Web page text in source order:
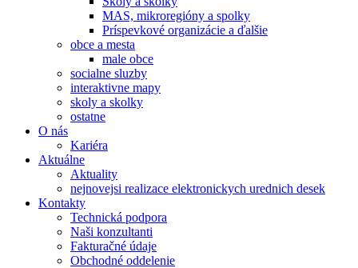
MAS, mikroregióny a spolky
Príspevkové organizácie a ďalšie
obce a mesta
male obce
socialne sluzby
interaktivne mapy
skoly a skolky
ostatne
O nás
Kariéra
Aktuálne
Aktuality
nejnovejsi realizace elektronickych urednich desek
Kontakty
Technická podpora
Naši konzultanti
Fakturačné údaje
Obchodné oddelenie